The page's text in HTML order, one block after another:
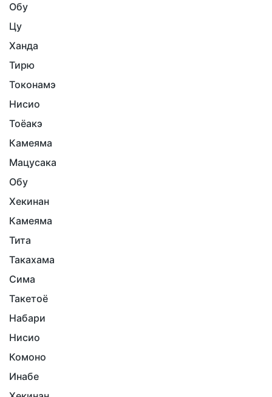
Обу
Цу
Ханда
Тирю
Токонамэ
Нисио
Тоёакэ
Камеяма
Мацусака
Обу
Хекинан
Камеяма
Тита
Такахама
Сима
Такетоё
Набари
Нисио
Комоно
Инабе